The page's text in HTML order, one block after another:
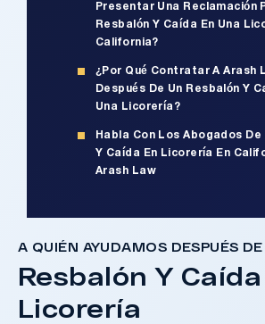
Presentar Una Reclamación
Resbalón Y Caída En Una
California?
¿Por Qué Contratar A Arash
Después De Un Resbalón Y
Una Licorería?
Habla Con Los Abogados De
Y Caída En Licorería En
Arash Law
A QUIÉN AYUDAMOS DESPUÉS
Resbalón Y
Licorería